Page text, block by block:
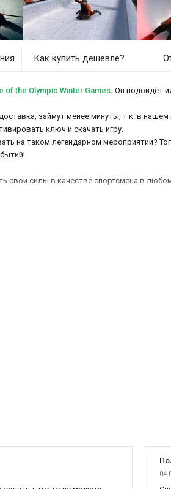
Как купить дешевле?
of the Olympic Winter Games. Он подойдет
займут менее минуты, т.к. в нашем
ключ и скачать игру.
на таком легендарном мероприятии?
свои силы в качестве спортсмена в